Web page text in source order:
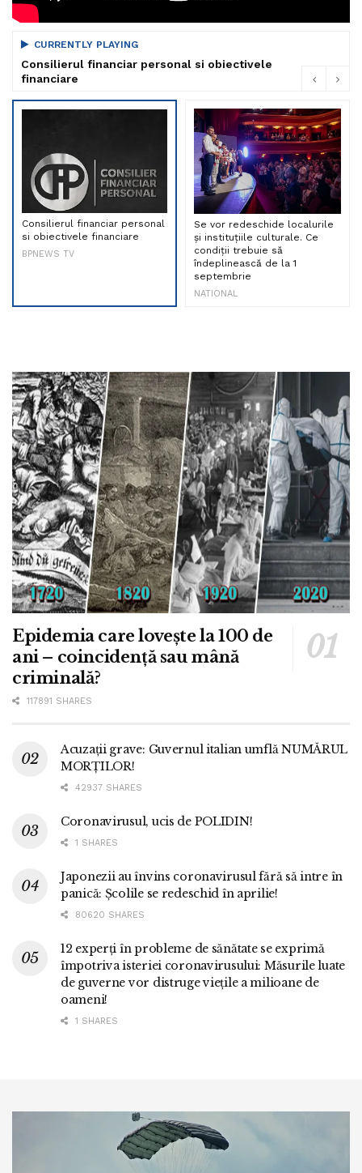
CURRENTLY PLAYING
Consilierul financiar personal si obiectivele
financiare
Consilierul financiar personal
si obiectivele financiare
BPNEWS TV
Se vor redeschide localurile
și instituțiile culturale. Ce
condiții trebuie să
îndeplinească de la 1
septembrie
NATIONAL
Epidemia care lovește la 100 de
ani – coincidență sau mână
criminală?
117891 SHARES
Acuzații grave: Guvernul italian umflă NUMĂRUL
MORȚILOR!
42937 SHARES
Coronavirusul, ucis de POLIDIN!
1 SHARES
Japonezii au învins coronavirusul fără să intre în
panică: Școlile se redeschid în aprilie!
80620 SHARES
12 experți în probleme de sănătate se exprimă
împotriva isteriei coronavirusului: Măsurile luate
de guverne vor distruge viețile a milioane de
oameni!
1 SHARES